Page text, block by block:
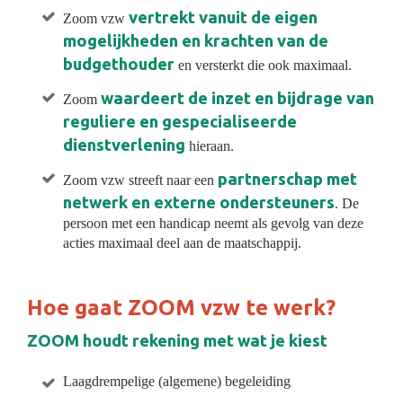
Zoom vzw vertrekt vanuit de eigen
mogelijkheden en krachten van de
budgethouder en versterkt die ook maximaal.
Zoom waardeert de inzet en bijdrage van
reguliere en gespecialiseerde
dienstverlening hieraan.
Zoom vzw streeft naar een partnerschap met
netwerk en externe ondersteuners. De
persoon met een handicap neemt als gevolg van deze
acties maximaal deel aan de maatschappij.
Hoe gaat ZOOM vzw te werk?
ZOOM houdt rekening met wat je kiest
Laagdrempelige (algemene) begeleiding